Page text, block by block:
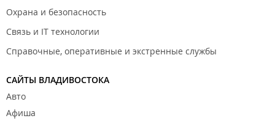
Охрана и безопасность
Связь и IT технологии
Справочные, оперативные и экстренные службы
САЙТЫ ВЛАДИВОСТОКА
Авто
Афиша